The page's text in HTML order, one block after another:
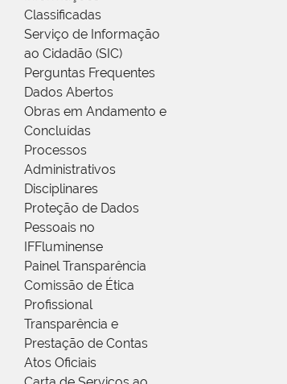
Classificadas
Serviço de Informação
ao Cidadão (SIC)
Perguntas Frequentes
Dados Abertos
Obras em Andamento e
Concluídas
Processos
Administrativos
Disciplinares
Proteção de Dados
Pessoais no
IFFluminense
Painel Transparência
Comissão de Ética
Profissional
Transparência e
Prestação de Contas
Atos Oficiais